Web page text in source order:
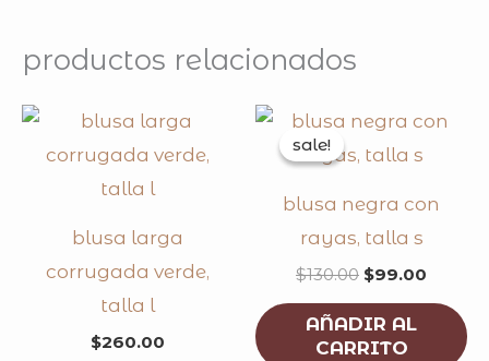
productos relacionados
blusa larga
corrugada verde,
talla l
$260.00
sale!
sale!
blusa negra con
rayas, talla s
$130.00
original
price
was:
$99.00
AÑADIR AL
CARRITO